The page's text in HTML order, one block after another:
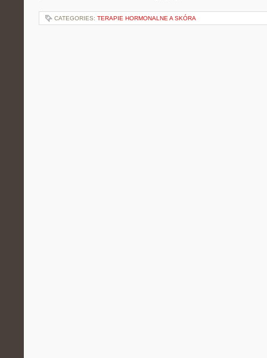
CATEGORIES: TERAPIE HORMONALNE A SKÓRA